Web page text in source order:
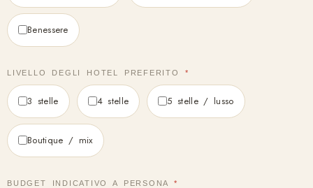
Benessere
LIVELLO DEGLI HOTEL PREFERITO *
3 stelle 4 stelle 5 stelle / lusso
Boutique / mix
BUDGET INDICATIVO A PERSONA*